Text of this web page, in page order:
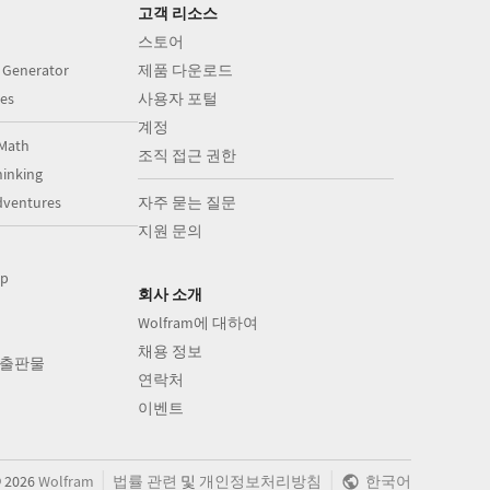
판물
고객 리소스
스토어
제품 다운로드
사용자 포털
계정
조직 접근 권한
자주 묻는 질문
지원 문의
회사 소개
Wolfram에 대하여
채용 정보
연락처
이벤트
2026Wolfram 법률 관련 및 개인정보처리방침 한국어